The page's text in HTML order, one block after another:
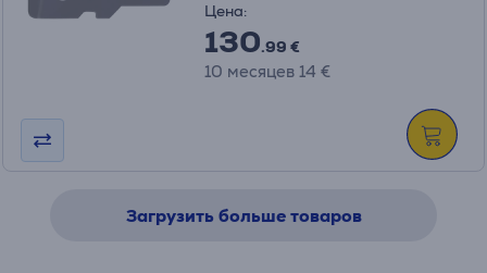
Цена:
130.99 €
10 месяцев 14 €
Загрузить больше товаров